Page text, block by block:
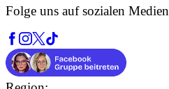
Folge uns auf sozialen Medien